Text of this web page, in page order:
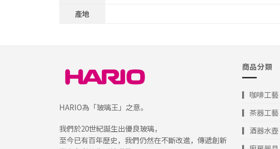
產地
HARIO為「玻璃王」之意。
我們於20世紀誕生出優良玻璃，
至今已有百年歷史，我們仍然在不斷改進，傳遞創新
商品分類
▎咖啡工藝
▎茶器工藝
▎酒器水壺